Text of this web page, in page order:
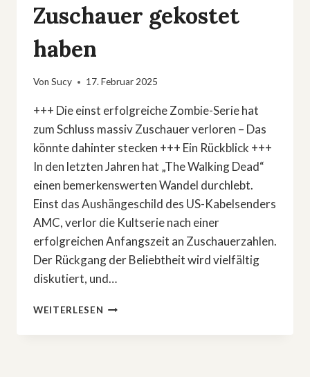
Zuschauer gekostet
haben
Von Sucy 17. Februar 2025
+++ Die einst erfolgreiche Zombie-Serie hat
zum Schluss massiv Zuschauer verloren – Das
könnte dahinter stecken +++ Ein Rückblick +++
In den letzten Jahren hat „The Walking Dead“
einen bemerkenswerten Wandel durchlebt.
Einst das Aushängeschild des US-Kabelsenders
AMC, verlor die Kultserie nach einer
erfolgreichen Anfangszeit an Zuschauerzahlen.
Der Rückgang der Beliebtheit wird vielfältig
diskutiert, und…
WEITERLESEN »THE
DEAD«: